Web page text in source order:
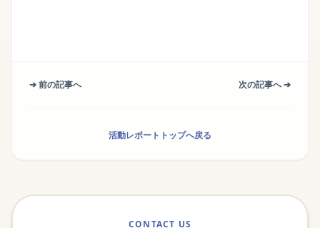
➔ 前の記事へ 次の記事へ ➔
活動レポートトップへ戻る
CONTACT US